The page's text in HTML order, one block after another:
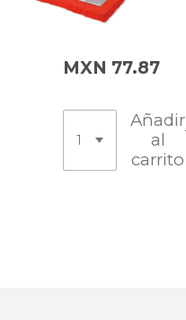
MXN 77.87
Añadir
al
carrito